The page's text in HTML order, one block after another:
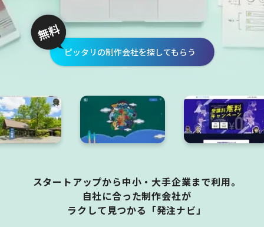
ピッタリの制作会社を探してもらう
スタートアップから中小・大手企業まで利用。
自社に合った制作会社が
ラクして見つかる「発注ナビ」